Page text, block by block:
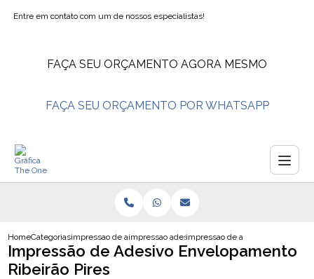
Entre em contato com um de nossos especialistas!
FAÇA SEU ORÇAMENTO AGORA MESMO
FAÇA SEU ORÇAMENTO POR WHATSAPP
HomeCategoriasimpressao de adesivosimpressao adesivo vinil branco
impressao de adesivo
Impressão de Adesivo Envelopamento
Ribeirão Pires